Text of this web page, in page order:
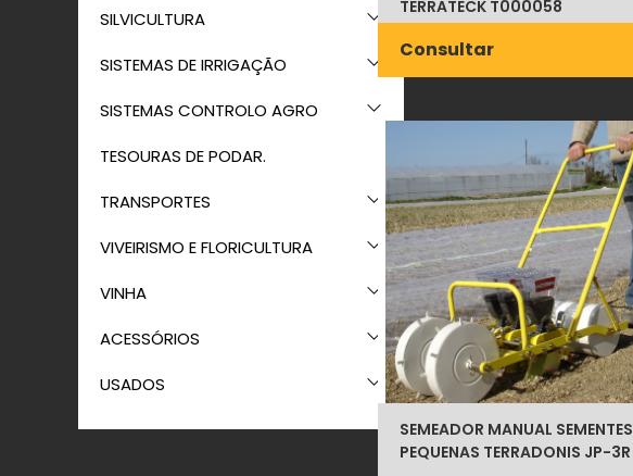
SILVICULTURA
SISTEMAS DE IRRIGAÇÃO
SISTEMAS CONTROLO AGRO
TESOURAS DE PODAR.
TRANSPORTES
VIVEIRISMO E FLORICULTURA
VINHA
ACESSÓRIOS
USADOS
TERRATECK T000058
Consultar
SEMEADOR MANUAL SEMENTES
PEQUENAS TERRADONIS JP-3R